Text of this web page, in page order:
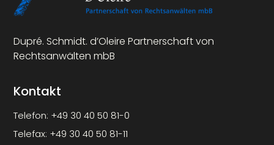
Dupré. Schmidt. d’Oleire Partnerschaft von
Rechtsanwälten mbB
Kontakt
Telefon: +49 30 40 50 81-0
Telefax: +49 30 40 50 81-11